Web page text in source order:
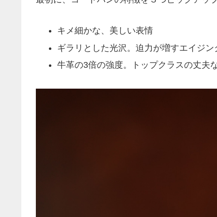
キメ細かな、美しい表情
ギラリとした光沢。迫力が増すエイジン
牛革の3倍の強度。トップクラスの丈夫